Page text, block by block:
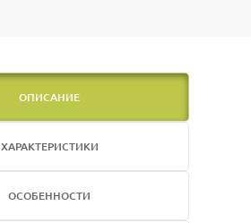
ОПИСАНИЕ
ХАРАКТЕРИСТИКИ
ОСОБЕННОСТИ